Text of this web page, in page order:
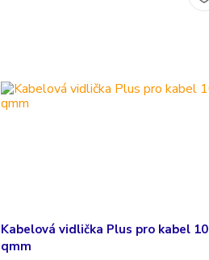
Kabelová vidlička Plus pro kabel 10
qmm